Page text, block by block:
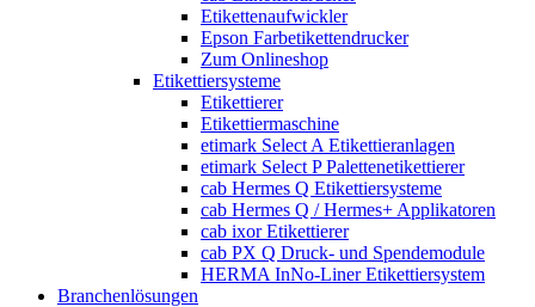
Etikettenaufwickler
Epson Farbetikettendrucker
Zum Onlineshop
Etikettiersysteme
Etikettierer
Etikettiermaschine
etimark Select A Etikettieranlagen
etimark Select P Palettenetikettierer
cab Hermes Q Etikettiersysteme
cab Hermes Q / Hermes+ Applikatoren
cab ixor Etikettierer
cab PX Q Druck- und Spendemodule
HERMA InNo-Liner Etikettiersystem
Branchenlösungen